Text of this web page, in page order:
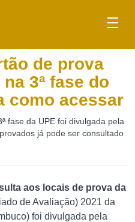
de prova
3ª fase do
como acessar
fase da UPE foi divulgada pela
já pode ser consultado
aos locais de prova da
de Avaliação) 2021 da
foi divulgada pela